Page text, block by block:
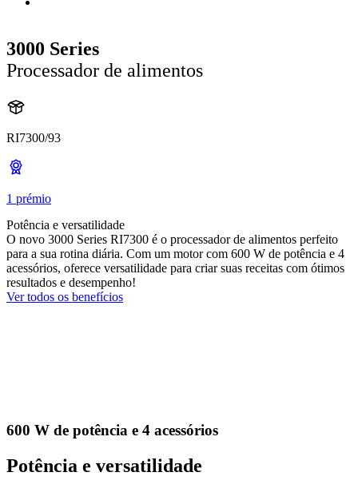
3000 Series
Processador de alimentos
RI7300/93
1 prémio
Potência e versatilidade
O novo 3000 Series RI7300 é o processador de alimentos perfeito
para a sua rotina diária. Com um motor com 600 W de potência e 4
acessórios, oferece versatilidade para criar suas receitas com ótimos
resultados e desempenho!
Ver todos os benefícios
600 W de potência e 4 acessórios
Potência e versatilidade